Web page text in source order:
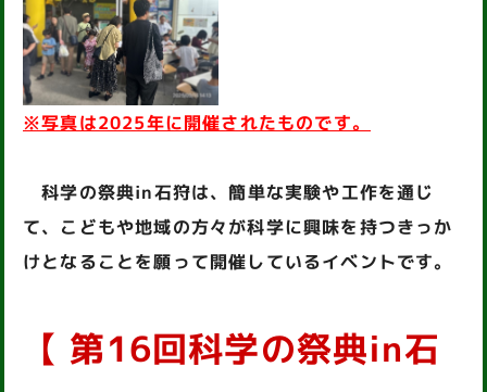
※写真は2025年に開催されたものです。
科学の祭典in石狩は、簡単な実験や工作を通じ
て、こどもや地域の方々が科学に興味を持つきっか
けとなることを願って開催しているイベントです。
【 第16回科学の祭典in石